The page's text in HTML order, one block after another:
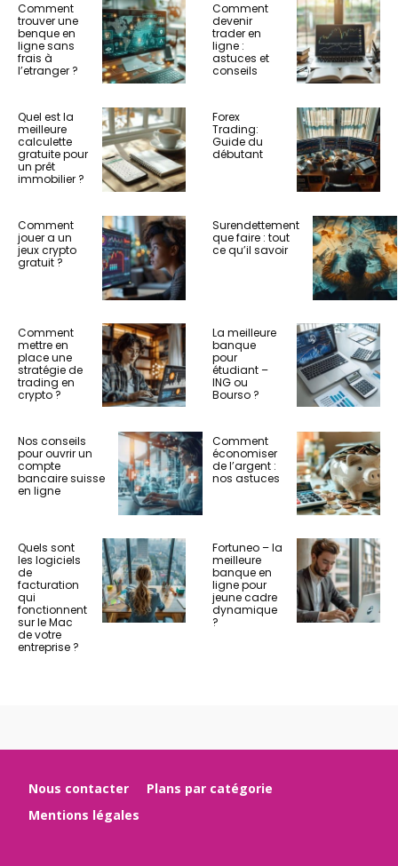
Comment
trouver une
benque en
ligne sans
frais à
l’etranger ?
Comment
devenir
trader en
ligne :
astuces et
conseils
Quel est la
meilleure
calculette
gratuite pour
un prêt
immobilier ?
Forex
Trading:
Guide du
débutant
Comment
jouer a un
jeux crypto
gratuit ?
Surendettement
que faire : tout
ce qu’il savoir
Comment
mettre en
place une
stratégie de
trading en
crypto ?
La meilleure
banque
pour
étudiant –
ING ou
Bourso ?
Nos conseils
pour ouvrir un
compte
bancaire suisse
en ligne
Comment
économiser
de l’argent :
nos astuces
Quels sont
les logiciels
de
facturation
qui
fonctionnent
sur le Mac
de votre
entreprise ?
Fortuneo – la
meilleure
banque en
ligne pour
jeune cadre
dynamique
?
Nous contacter
Plans par catégorie
Mentions légales